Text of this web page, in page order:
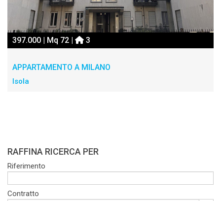
397.000 | Mq 72 | 3
APPARTAMENTO A MILANO
Isola
RAFFINA RICERCA PER
Riferimento
Contratto